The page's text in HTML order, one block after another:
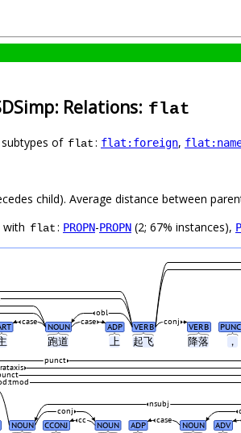
Relations: flat
subtypes of flat: flat:foreign,
child). Average distance between
with flat: PROPN-PROPN (2; 67% instances),
跑道 上 起飞 降落 ，
NOUN ADP VERB VERB
case case conj
obl
NOUN CCONJ NOUN ADP NOUN ADV
cc case
conj
nsubj
punct